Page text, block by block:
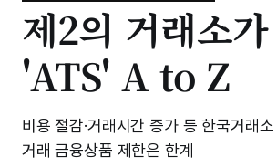
제2의 거래소
'ATS' A to Z
비용 절감·거래시간 증가 등 한국거래
거래 금융상품 제한은 한계